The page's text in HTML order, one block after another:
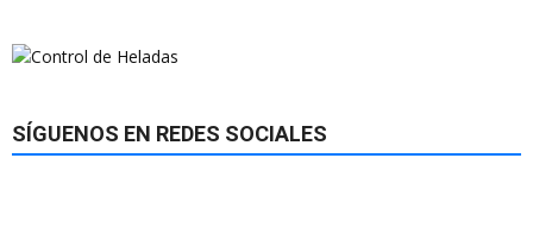
SÍGUENOS EN REDES SOCIALES